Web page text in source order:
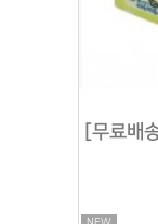
[무료배
NEW